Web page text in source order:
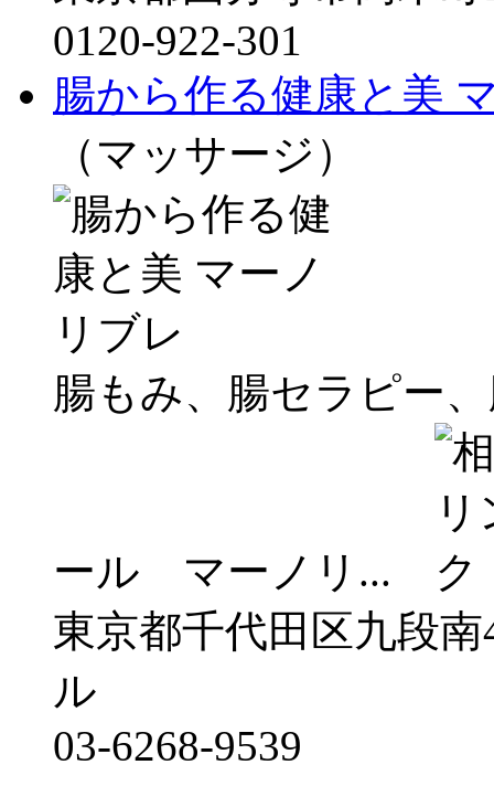
0120-922-301
腸から作る健康と美
（マッサージ）
腸もみ、腸セラピー
ール マーノリ...
東京都千代田区九段
ル
03-6268-9539